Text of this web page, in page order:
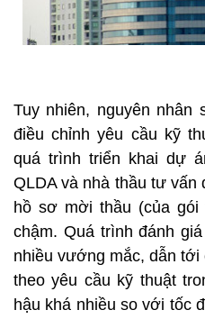
Tuy nhiên, nguyên nhân
điều chỉnh yêu cầu kỹ
quá trình triển khai dự
QLDA và nhà thầu tư vấn
hồ sơ mời thầu (của gói
chậm. Quá trình đánh
nhiều vướng mắc, dẫn tới
theo yêu cầu kỹ thuật
hậu khá nhiều so với tốc